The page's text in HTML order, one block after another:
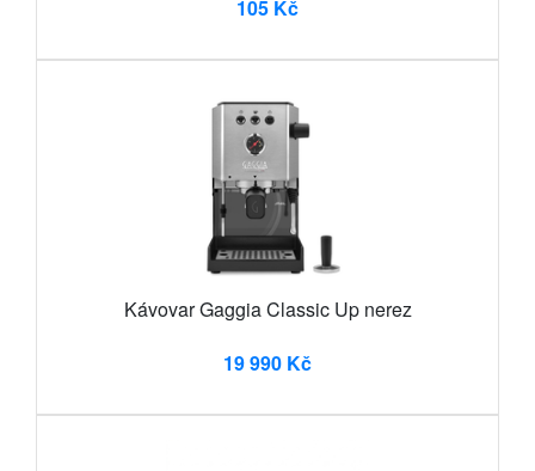
105 Kč
Kávovar Gaggia Classic Up nerez
19 990 Kč